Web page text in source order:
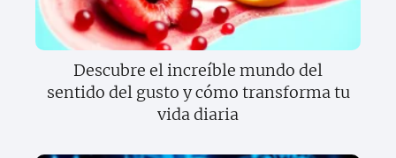
Descubre el increíble mundo del
sentido del gusto y cómo transforma tu
vida diaria